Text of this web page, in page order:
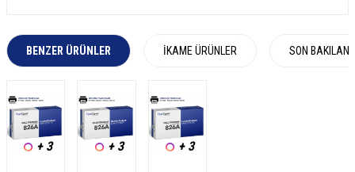
BENZER ÜRÜNLER İKAME ÜRÜNLER SON
+ 3 + 3 + 3